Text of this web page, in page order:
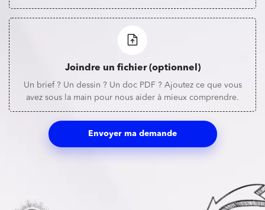
Joindre un fichier (optionnel)
Un brief ? Un dessin ? Un doc PDF ? Ajoutez ce que vous
avez sous la main pour nous aider à mieux comprendre.
Envoyer ma demande